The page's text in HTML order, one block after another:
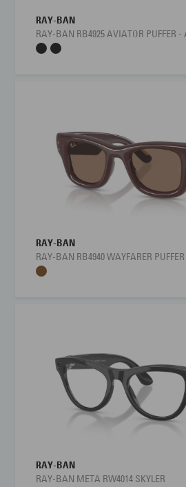
RAY-BAN
RAY-BAN RB4925 AVIATOR PUFFER -
RAY-BAN
RAY-BAN RB4940 WAYFARER PUFFER
RAY-BAN
RAY-BAN META RW4014 SKYLER